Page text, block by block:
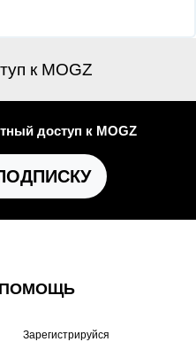
к MOGZ
доступ к MOGZ
ПОМОЩЬ
Зарегистрируйся